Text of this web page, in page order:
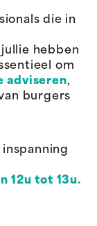
die in
hebben
om
adviseren,
burgers
12u tot 13u.